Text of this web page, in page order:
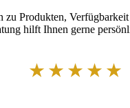
zu Produkten,
hilft Ihnen gerne
★★★★★